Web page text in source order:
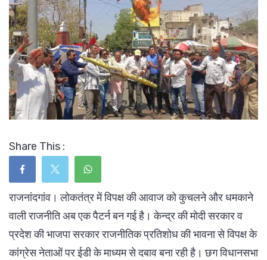
Share This :
राजनांदगांव। लोकतंत्र में विपक्ष की आवाज को कुचलने और धमकाने
वाली राजनीति अब एक पैटर्न बन गई है। केन्द्र की मोदी सरकार व
प्रदेश की भाजपा सरकार राजनीतिक प्रतिशोध की भावना से विपक्ष के
कांग्रेस नेताओं पर ईडी के माध्यम से दबाव बना रही है। छग विधानसभा